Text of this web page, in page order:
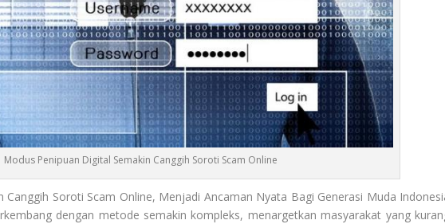
Modus Penipuan Digital Semakin Canggih Soroti Scam Online
Canggih Soroti Scam Online, Menjadi Ancaman Nyata Bagi Generasi Muda
dengan metode semakin kompleks, menargetkan masyarakat yang